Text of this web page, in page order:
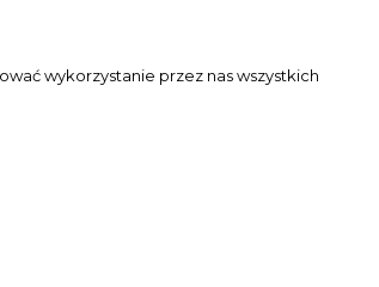
jest zabronione.
wykorzystanie przez nas wszystkich